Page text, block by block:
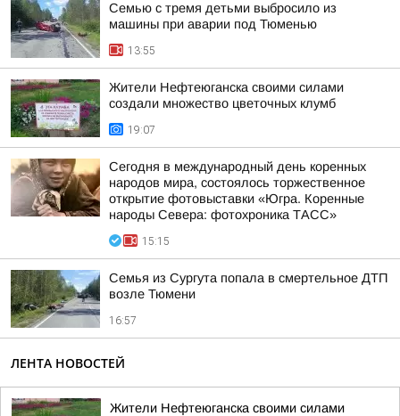
Семью с тремя детьми выбросило из
машины при аварии под Тюменью
13:55
Жители Нефтеюганска своими силами
создали множество цветочных клумб
19:07
Сегодня в международный день коренных
народов мира, состоялось торжественное
открытие фотовыставки «Югра. Коренные
народы Севера: фотохроника ТАСС»
15:15
Семья из Сургута попала в смертельное ДТП
возле Тюмени
16:57
ЛЕНТА НОВОСТЕЙ
Жители Нефтеюганска своими силами